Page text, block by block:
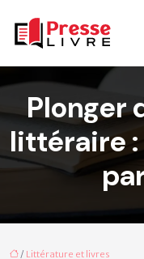
Plonger
littéraire :
/ Littérature et livres